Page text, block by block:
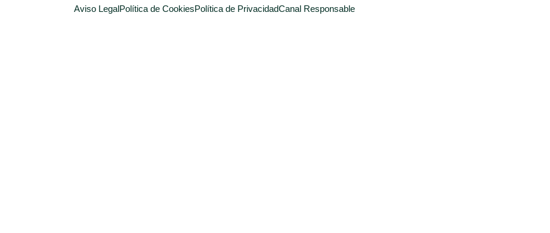
Aviso LegalPolítica de CookiesPolítica de PrivacidadCanal Responsable